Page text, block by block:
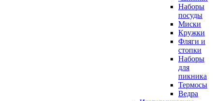
Наборы
посуды
Миски
Кружки
Фляги и
стопки
Наборы
для
пикника
Термосы
Ведра